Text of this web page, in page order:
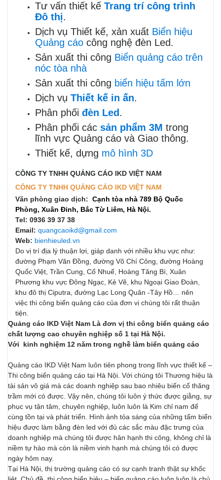
Tư vấn thiết kế Trang trí công trình
Đô thị.
Dịch vụ Thiết kế, xản xuất Biển hiệu
Quảng cáo công nghệ đèn Led.
Sản xuất thi công Biển quảng cáo trên
nóc tòa nhà
Sản xuất thi công biển hiệu tấm lớn
Dịch vụ Thiết kế in ấn.
Phân phối đèn Led.
Phân phối các sản phẩm 3M trong
lĩnh vực Quảng cáo và Giao thông.
Thiết kế, dựng mô hình 3D
CÔNG TY TNHH QUẢNG CÁO IKD VIỆT NAM
CÔNG TY TNHH QUẢNG CÁO IKD VIỆT NAM
Văn phòng giao dịch: Cạnh tòa nhà 789 Bộ Quốc
Phòng, Xuân Đỉnh, Bắc Từ Liêm, Hà Nội.
Tel: 0936 39 37 38
Email: quangcaoikd@gmail.com
Web: bienhieuled.vn
Do vị trí địa lý thuận lợi, giáp danh với nhiều khu vực như:
đường Phạm Văn Đồng, đường Võ Chí Công, đường Hoàng
Quốc Việt, Trần Cung, Cổ Nhuế, Hoàng Tăng Bí, Xuân
Phương khu vực Đông Ngạc, Kẻ Vẽ, khu Ngoại Giao Đoàn,
khu đô thị Ciputra, đường Lạc Long Quân -Tây Hồ… nên
việc thi công biển quảng cáo của đơn vị chúng tôi rất thuận
tiện.
Quảng cáo IKD Việt Nam Là đơn vị thi công biển quảng cáo
chất lượng cao chuyên nghiệp số 1 tại Hà Nội.
Với kinh nghiệm 12 năm trong nghề làm biển quảng cáo
Quảng cáo IKD Việt Nam luôn tiên phong trong lĩnh vực thiết kế –
Thi công biển quảng cáo tại Hà Nội. Với chúng tôi Thương hiệu là
tài sản vô giá mà các doanh nghiệp sau bao nhiêu biến cố thăng
trầm mới có được. Vậy nên, chúng tôi luôn ý thức được giằng, sự
phục vụ tận tâm, chuyên nghiệp, luôn luôn là Kim chỉ nam để
cùng tồn tại và phát triển. Hình ảnh tỏa sáng của những tấm biển
hiệu được làm bằng đèn led với đủ các sắc màu đặc trưng của
doanh nghiệp mà chúng tôi được hân hạnh thi công, không chỉ là
niềm tự hào mà còn là niềm vinh hạnh mà chúng tôi có được
ngày hôm nay.
Tại Hà Nội, thị trường quảng cáo có sự cạnh tranh thật sự khốc